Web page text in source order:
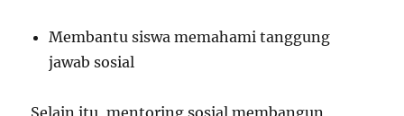
Membantu siswa memahami tanggung
jawab sosial